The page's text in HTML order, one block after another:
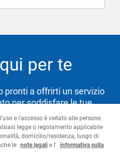
per te
pronti a offrirti un servizio
per soddisfare le tue
i tuoi obiettivi.
e l'accesso è vietato alle persone
legge o regolamento applicabile
domicilio/residenza, luogo di
le note legali e l' informativa sulla